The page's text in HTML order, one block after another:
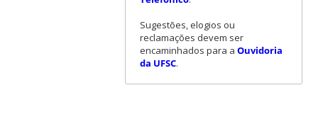
Sugestões, elogios ou
reclamações devem ser
encaminhados para a Ouvidoria
da UFSC.